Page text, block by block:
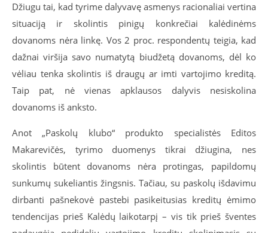
Džiugu tai, kad tyrime dalyvavę asmenys racionaliai vertina
situaciją ir skolintis pinigų konkrečiai kalėdinėms
dovanoms nėra linkę. Vos 2 proc. respondentų teigia, kad
dažnai viršija savo numatytą biudžetą dovanoms, dėl ko
vėliau tenka skolintis iš draugų ar imti vartojimo kreditą.
Taip pat, nė vienas apklausos dalyvis nesiskolina
dovanoms iš anksto.
Anot „Paskolų klubo“ produkto specialistės Editos
Makarevičės, tyrimo duomenys tikrai džiugina, nes
skolintis būtent dovanoms nėra protingas, papildomų
sunkumų sukeliantis žingsnis. Tačiau, su paskolų išdavimu
dirbanti pašnekovė pastebi pasikeitusias kreditų ėmimo
tendencijas prieš Kalėdų laikotarpį – vis tik prieš šventes